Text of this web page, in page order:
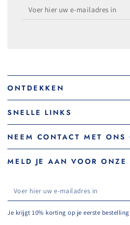
Voer
hier
ONTDEKKEN
SNELLE LINKS
NEEM CONTACT MET ONS
MELD JE AAN VOOR ONZE
Voer
hier
uw
Je krijgt 10% korting op je eerste bestelling